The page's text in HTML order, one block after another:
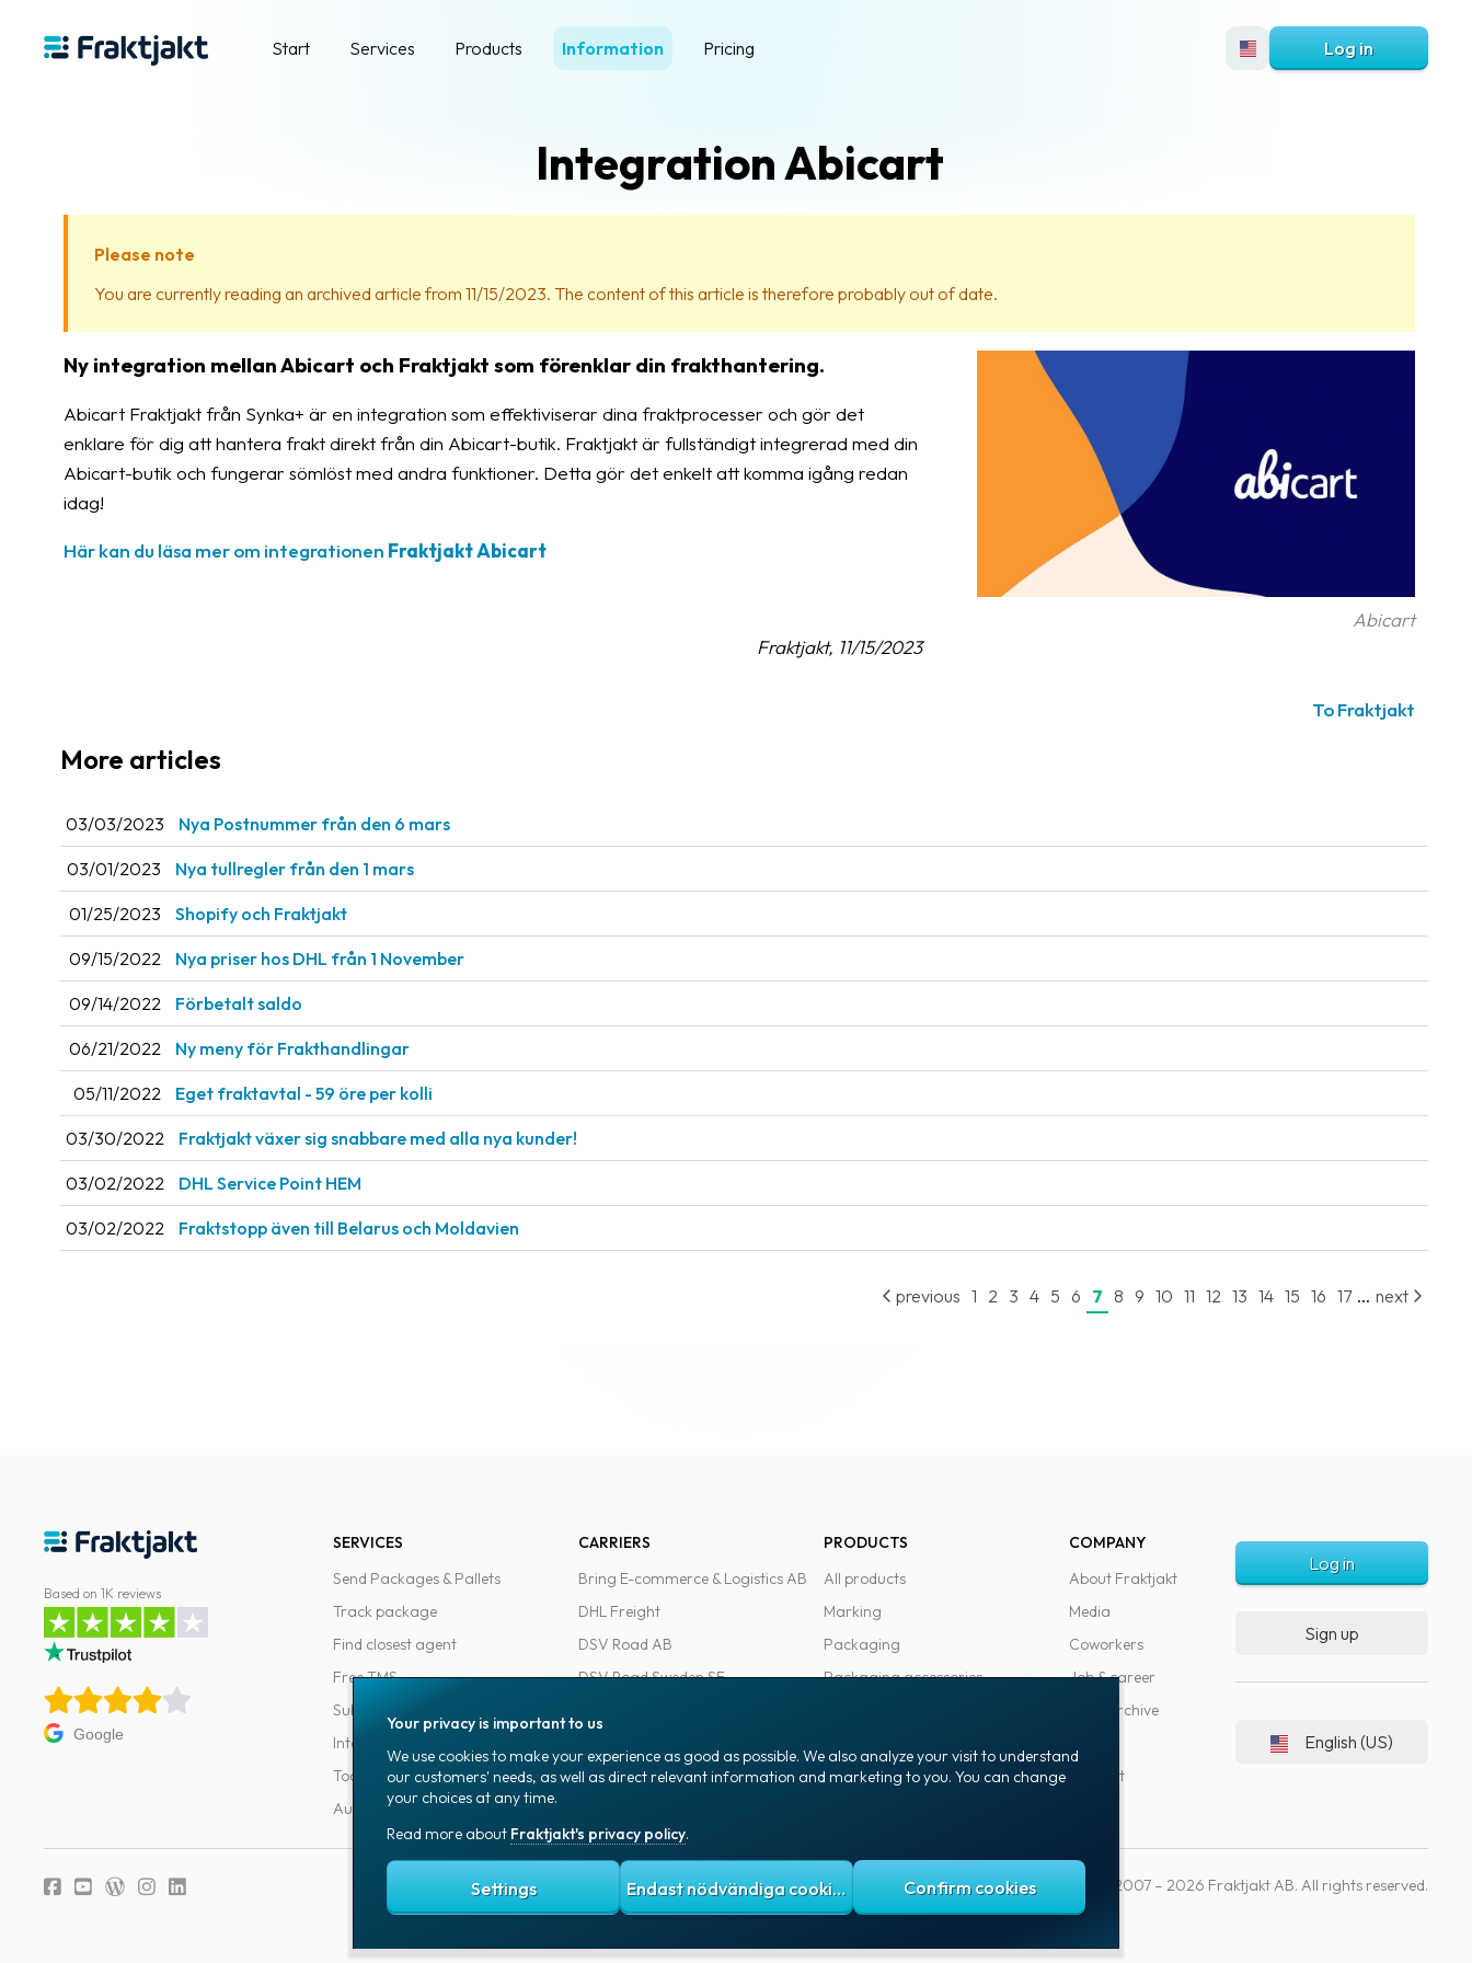
Start Services Products Information Pricing Log in
Integration Abicart
Please note
You are currently reading an archived article from 11/15/2023. The content of this article is therefore probably out of date.
Abicart
Ny integration mellan Abicart och Fraktjakt som förenklar din frakthantering.
Abicart Fraktjakt från Synka+ är en integration som effektiviserar dina fraktprocesser och gör det
enklare för dig att hantera frakt direkt från din Abicart-butik. Fraktjakt är fullständigt integrerad med din
Abicart-butik och fungerar sömlöst med andra funktioner. Detta gör det enkelt att komma igång redan
idag!
Här kan du läsa mer om integrationen Fraktjakt Abicart
Fraktjakt, 11/15/2023
To Fraktjakt
More articles
03/03/2023 Nya Postnummer från den 6 mars
03/01/2023 Nya tullregler från den 1 mars
01/25/2023 Shopify och Fraktjakt
09/15/2022 Nya priser hos DHL från 1 November
09/14/2022 Förbetalt saldo
06/21/2022 Ny meny för Frakthandlingar
05/11/2022 Eget fraktavtal - 59 öre per kolli
03/30/2022 Fraktjakt växer sig snabbare med alla nya kunder!
03/02/2022 DHL Service Point HEM
03/02/2022 Fraktstopp även till Belarus och Moldavien
previous 1 2 3 4 5 6 7 8 9 10 11 12 13 14 15 16 17 ... next
Based on 1K reviews
Google
SERVICES
Send Packages & Pallets
Track package
Find closest agent
Free TMS
Subscriptions
Integrations
Tools for developers
Automations
CARRIERS
Bring E-commerce & Logistics AB
DHL Freight
DSV Road AB
DSV Road Sweden SE
PostNord Sverige AB
PRODUCTS
All products
Marking
Packaging
Packaging accessories
COMPANY
About Fraktjakt
Media
Coworkers
Job & career
News archive
Support
Log in
Sign up
English (US)
Fraktjakt's privacy policy Terms and conditions Cookies Copyright © 2007 – 2026 Fraktjakt AB. All rights reserved.
Your privacy is important to us
We use cookies to make your experience as good as possible. We also analyze your visit to understand
our customers' needs, as well as direct relevant information and marketing to you. You can change
your choices at any time.
Read more about Fraktjakt's privacy policy.
Settings Endast nödvändiga cookies